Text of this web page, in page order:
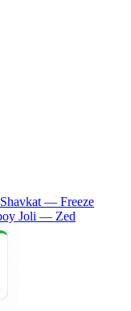
Shavkat — Freeze
Joli — Zed